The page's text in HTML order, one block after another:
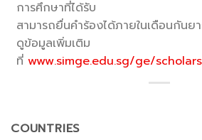
การศึกษาที่ได้รับ
สามารถยื่นคำร้องได้ภายในเดือนกันย
ดูข้อมูลเพิ่มเติม
ที่ www.simge.edu.sg/ge/
COUNTRIES